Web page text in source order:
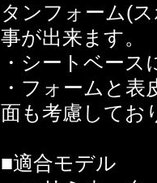
タンフォーム(
事が出来ます。
・シートベー
・フォームと
面も考慮してお
■適合モデル